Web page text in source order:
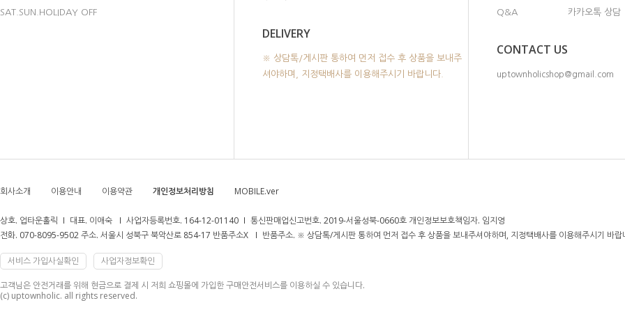
SAT.SUN.HOLIDAY OFF
DELIVERY
※ 상담톡/게시판 통하여 먼저 접수 후 상품을 보내주
셔야하며, 지정택배사를 이용해주시기 바랍니다.
Q&A
카카오톡 상담
CONTACT US
uptownholicshop@gmail.com
회사소개 이용안내 이용약관 개인정보처리방침 MOBILE.ver
상호. 업타운홀릭 대표. 이애숙 사업자등록번호. 164-12-01140
통신판매업신고번호. 2019-서울성북-0660호 개인정보보호책임자. 임지영
전화. 070-8095-9502 주소. 서울시 성북구 북악산로 854-17 반품주소X
반품주소. ※ 상담톡/게시판 통하여 먼저 접수 후 상품을 보내주셔야하며, 지정택배사를 이용해주시기 바랍
서비스 가입사실확인 사업자정보확인
고객님은 안전거래를 위해 현금으로 결제 시 저희 쇼핑몰에 가입한 구매안전서비스를 이용하실 수 있습니다.
(c) uptownholic. all rights reserved.